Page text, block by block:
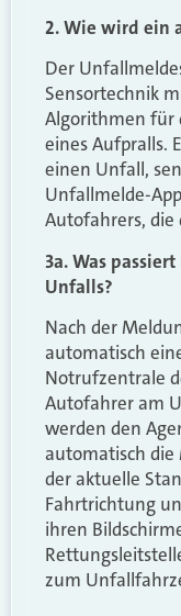
2. Wie wird ein
Der
Sensortechnik
Algorithmen für
eines Aufpralls.
einen Unfall,
Unfallmelde-
Autofahrers,
3a. Was
Unfalls?
Nach der
automatisch
Notrufzentrale
Autofahrer am
werden den
automatisch
der aktuelle
Fahrtrichtung
ihren
zum